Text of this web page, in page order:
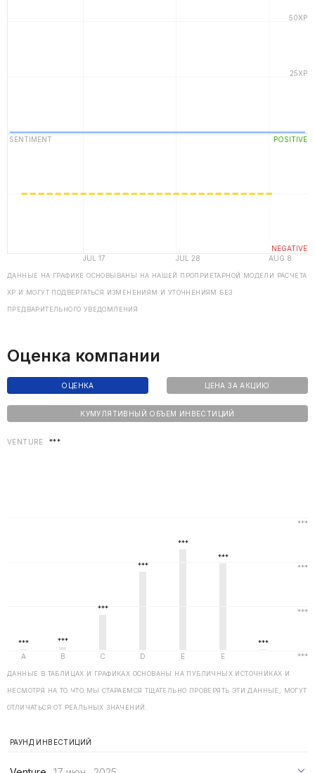
ДАННЫЕ НА ГРАФИКЕ ОСНОВЫВАНЫ НА НАШЕЙ ПРОПРИЕТАРНОЙ МОДЕЛИ РАСЧЕТА
ХP И МОГУТ ПОДВЕРГАТЬСЯ ИЗМЕНЕНИЯМ И УТОЧНЕНИЯМ БЕЗ
ПРЕДВАРИТЕЛЬНОГО УВЕДОМЛЕНИЯ
Оценка компании
ОЦЕНКА ЦЕНА ЗА АКЦИЮ
КУМУЛЯТИВНЫЙ ОБЪЕМ ИНВЕСТИЦИЙ
VENTURE ***
ДАННЫЕ В ТАБЛИЦАХ И ГРАФИКАХ ОСНОВАНЫ НА ПУБЛИЧНЫХ ИСТОЧНИКАХ И
НЕСМОТРЯ НА ТО ЧТО МЫ СТАРАЕМСЯ ТЩАТЕЛЬНО ПРОВЕРЯТЬ ЭТИ ДАННЫЕ, МОГУТ
ОТЛИЧАТЬСЯ ОТ РЕАЛЬНЫХ ЗНАЧЕНИЙ.
РАУНД ИНВЕСТИЦИЙ